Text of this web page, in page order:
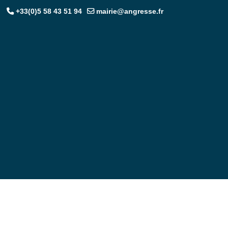
+33(0)5 58 43 51 94 mairie@angresse.fr